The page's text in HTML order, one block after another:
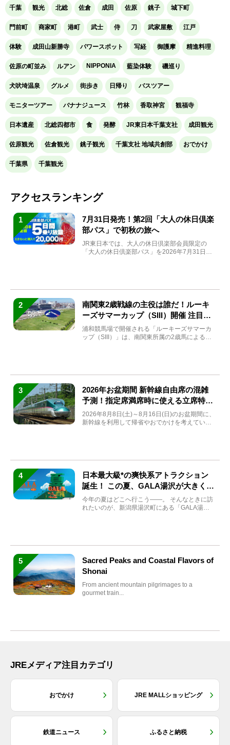
千葉 観光 北総 佐倉 成田 佐原 銚子 城下町
門前町 商家町 港町 武士 侍 刀 武家屋敷 江戸
体験 成田山新勝寺 パワースポット 写経 御護摩 精進料理
佐原の町並み ルアン NIPPONIA 藍染体験 磯巡り
犬吠埼温泉 グルメ 街歩き 日帰り バスツアー
モニターツアー バナナジュース 竹林 香取神宮 観福寺
日本遺産 北総四都市 食 発酵 JR東日本千葉支社 成田観光
佐原観光 佐倉観光 銚子観光 千葉支社 地域共創部 おでかけ
千葉県 千葉観光
アクセスランキング
1
7月31日発売！第2回「大人の休日倶楽
部パス」で初秋の旅へ
JR東日本では、大人の休日倶楽部会員限定の
「大人の休日倶楽部パス」を2026年7月31日
2
南関東2歳戦線の主役は誰だ！ルーキ
ーズサマーカップ（SIII）開催 注目馬
と見どころをチェック
浦和競馬場で開催される「ルーキーズサマーカ
ップ（SIII）」は、南関東所属の2歳馬による注
3
2026年お盆期間 新幹線自由席の混雑
予測！指定席満席時に使える立席特急
券も解説
2026年8月8日(土)～8月16日(日)のお盆期間に、
新幹線を利用して帰省やおでかけを考えている
4
日本最大級*の爽快系アトラクション
誕生！ この夏、GALA湯沢が大きく生
まれ変わる
今年の夏はどこへ行こう――。 そんなときに訪
れたいのが、新潟県湯沢町にある「GALA湯
5
Sacred Peaks and Coastal Flavors of
Shonai
From ancient mountain pilgrimages to a
gourmet train...
JREメディア注目カテゴリ
おでかけ JRE MALLショッピング
鉄道ニュース ふるさと納税